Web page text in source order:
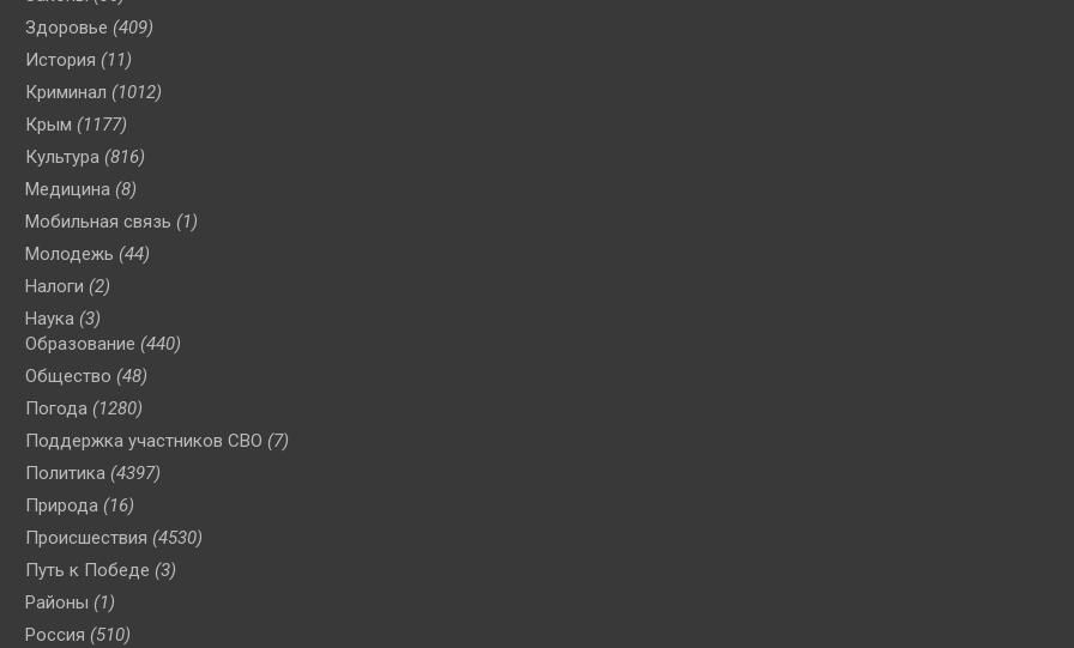
Здоровье (409)
История (11)
Криминал (1012)
Крым (1177)
Культура (816)
Медицина (8)
Мобильная связь (1)
Молодежь (44)
Налоги (2)
Наука (3)
Образование (440)
Общество (48)
Погода (1280)
Поддержка участников СВО (7)
Политика (4397)
Природа (16)
Происшествия (4530)
Путь к Победе (3)
Районы (1)
Россия (510)